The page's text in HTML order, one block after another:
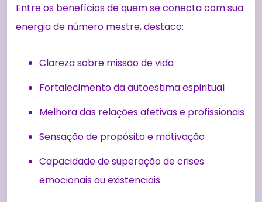
Entre os benefícios de quem se conecta com sua
energia de número mestre, destaco:
Clareza sobre missão de vida
Fortalecimento da autoestima espiritual
Melhora das relações afetivas e profissionais
Sensação de propósito e motivação
Capacidade de superação de crises
emocionais ou existenciais